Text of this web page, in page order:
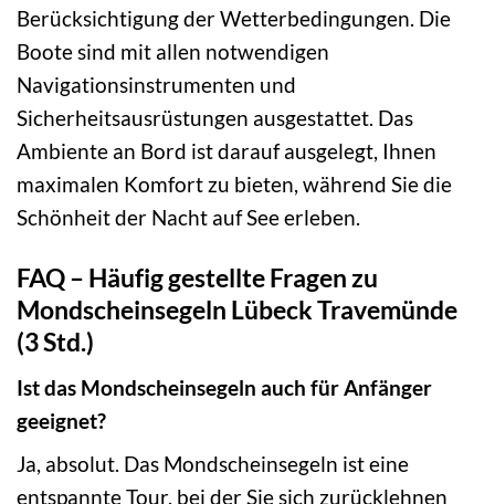
Berücksichtigung der Wetterbedingungen. Die
Boote sind mit allen notwendigen
Navigationsinstrumenten und
Sicherheitsausrüstungen ausgestattet. Das
Ambiente an Bord ist darauf ausgelegt, Ihnen
maximalen Komfort zu bieten, während Sie die
Schönheit der Nacht auf See erleben.
FAQ – Häufig gestellte Fragen zu
Mondscheinsegeln Lübeck Travemünde
(3 Std.)
Ist das Mondscheinsegeln auch für Anfänger
geeignet?
Ja, absolut. Das Mondscheinsegeln ist eine
entspannte Tour, bei der Sie sich zurücklehnen